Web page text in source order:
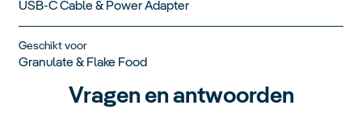
USB-C Cable & Power Adapter
Geschikt voor
Granulate & Flake Food
Vragen en antwoorden